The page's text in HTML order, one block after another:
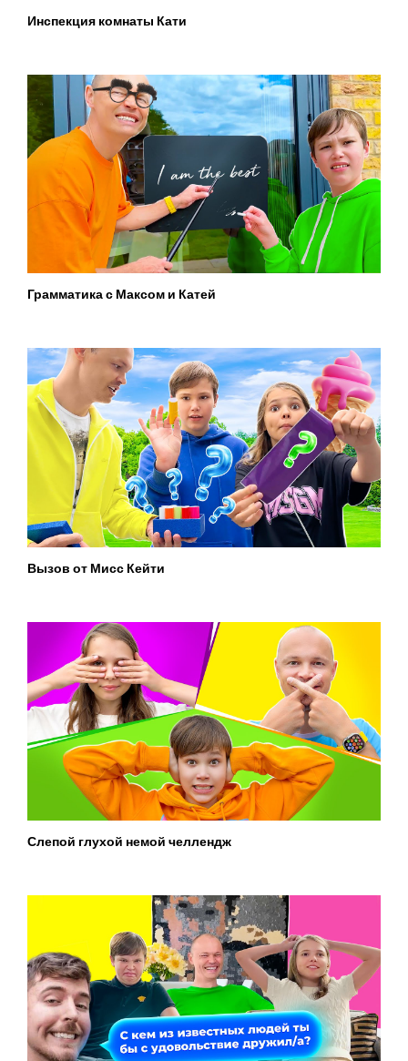
Инспекция комнаты Кати
Грамматика с Максом и Катей
Вызов от Мисс Кейти
Слепой глухой немой челлендж